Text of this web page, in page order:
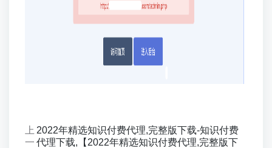
上
一
2022年精选知识付费代理,完整版下载-知识付费
代理下载,【2022年精选知识付费代理,完整版下